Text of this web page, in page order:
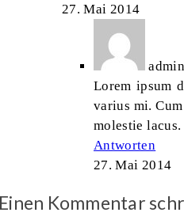
27. Mai 2014
admin
Lorem ipsum
varius mi.
molestie
Antworten
27. Mai 2014
Kommentar